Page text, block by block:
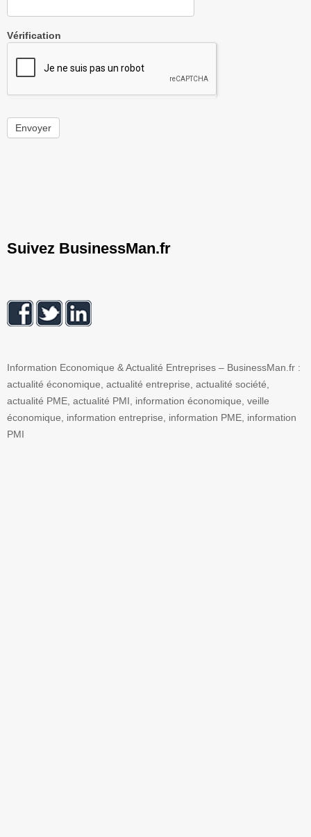
Vérification
Envoyer
Suivez BusinessMan.fr
Information Economique & Actualité Entreprises – BusinessMan.fr :
actualité économique, actualité entreprise, actualité société,
actualité PME, actualité PMI, information économique, veille
économique, information entreprise, information PME, information
PMI